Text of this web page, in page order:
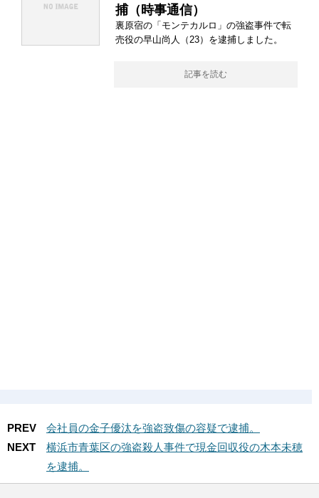
捕（時事通信）
裏原宿の「モンテカルロ」の強盗事件で転
売役の早山尚人（23）を逮捕しました。
記事を読む
PREV
会社員の金子優汰を強盗致傷の容疑で逮捕。
NEXT
横浜市青葉区の強盗殺人事件で現金回収役の木本未穂
を逮捕。